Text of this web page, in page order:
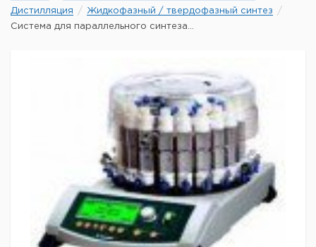
Дистилляция
Жидкофазный / твердофазный синтез
Система для параллельного синтеза...